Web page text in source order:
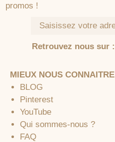
Retrouvez nous sur :
MIEUX NOUS CONNAITRE
BLOG
Pinterest
YouTube
Qui sommes-nous ?
FAQ